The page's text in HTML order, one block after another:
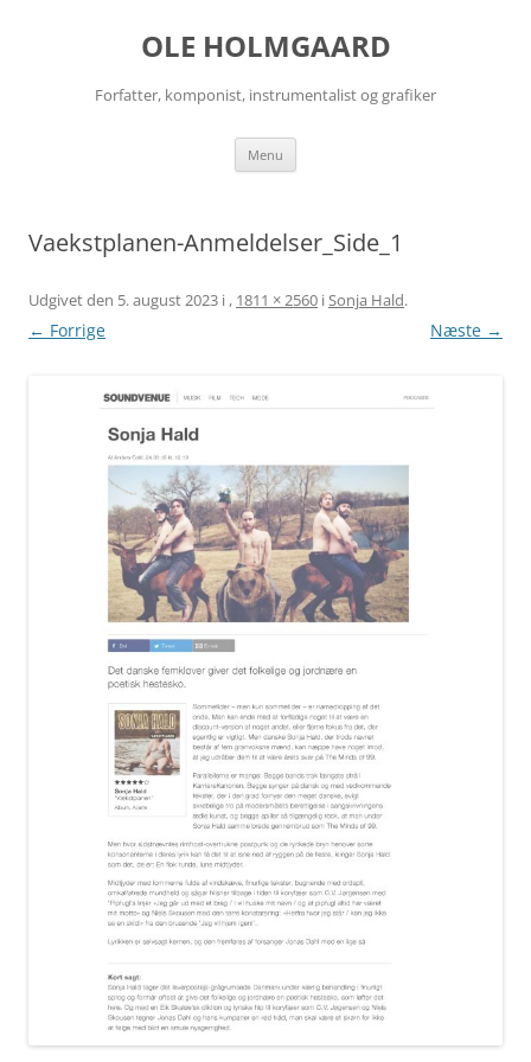
OLE HOLMGAARD
Forfatter, komponist, instrumentalist og grafiker
Menu
Vaekstplanen-Anmeldelser_Side_1
Udgivet den 5. august 2023 i , 1811 × 2560 iSonja Hald.
← Forrige Næste →